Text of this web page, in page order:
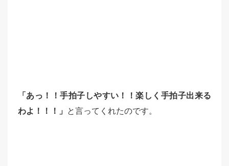
「あっ！！手拍子しやすい！！楽しく手拍子出来る
わよ！！！」
と言ってくれたのです。